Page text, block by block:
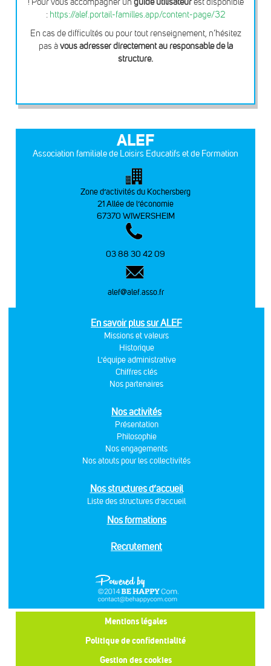
: https://alef.portail-familles.app/content-page/32
En cas de difficultés ou pour tout renseignement, n’hésitez
pas àvous adresser directement au responsable de la
structure.
ALEF
Association familiale de Loisirs Educatifs et de Formation
Zone d’activités du Kochersberg
21 Allée de l’économie
67370 WIWERSHEIM
03 88 30 42 09
alef@alef.asso.fr
En savoir plus sur ALEF
Missions et valeurs
Historique
L'équipe administrative
Chiffres clés
Nos partenaires
Nos activités
Présentation
Philosophie
Nos engagements
Nos atouts pour les collectivités
Nos structures d’accueil
Liste des structures d’accueil
Nos formations
Recrutement
Mentions légales
Politique de confidentialité
Gestion des cookies